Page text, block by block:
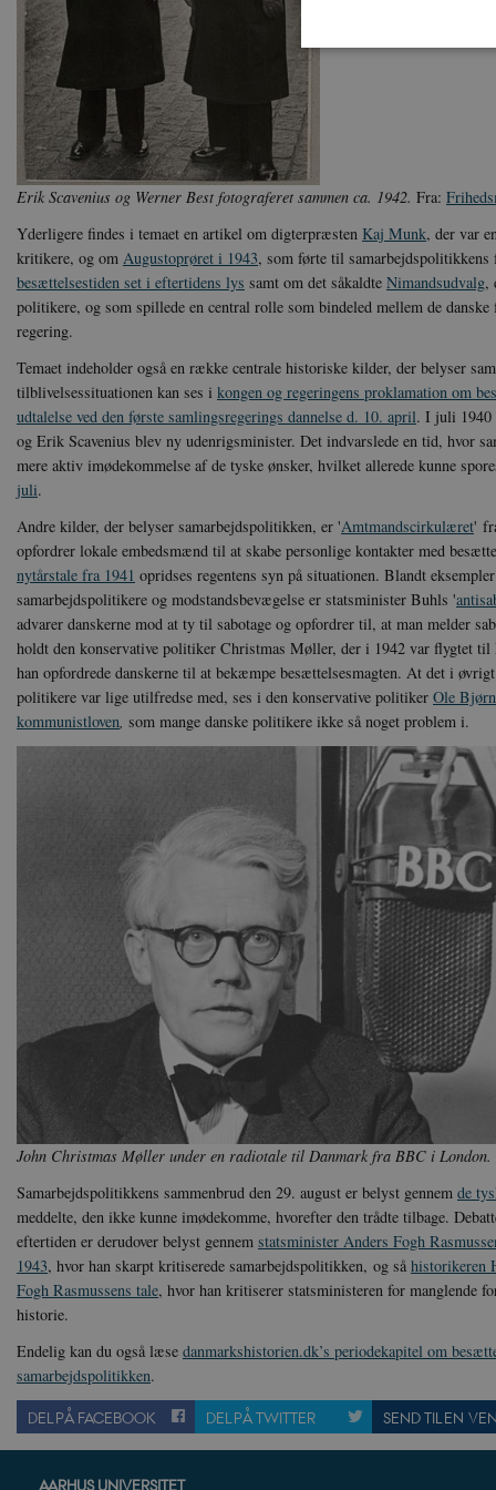
Erik Scavenius og Werner Best fotograferet sammen ca. 1942. Fra:
Yderligere findes i temaet en artikel om digterpræsten Kaj Munk, der var
kritikere, og om Augustoprøret i 1943, som førte til
besættelsestiden set i eftertidens lys samt om det såkaldte Nimandsudvalg,
politikere, og som spillede en central rolle som bindeled mellem de
regering.
Temaet indeholder også en række centrale historiske kilder, der belyser
tilblivelsessituationen kan ses i kongen og regeringens proklamation om
udtalelse ved den første samlingsregerings dannelse d. 10. april. I juli 1940
og Erik Scavenius blev ny udenrigsminister. Det indvarslede en tid, hvor
mere aktiv imødekommelse af de tyske ønsker, hvilket allerede kunne
juli.
Andre kilder, der belyser samarbejdspolitikken, er 'Amtmandscirkulæret'
opfordrer lokale embedsmænd til at skabe personlige kontakter med
nytårstale fra 1941 opridses regentens syn på situationen. Blandt
samarbejdspolitikere og modstandsbevægelse er statsminister Buhls '
advarer danskerne mod at ty til sabotage og opfordrer til, at man melder
holdt den konservative politiker Christmas Møller, der i 1942 var flygtet til
han opfordrede danskerne til at bekæmpe besættelsesmagten. At det i
politikere var lige utilfredse med, ses i den konservative politiker Ole
kommunistloven, som mange danske politikere ikke så noget problem i.
John Christmas Møller under en radiotale til Danmark fra BBC i London.
Samarbejdspolitikkens sammenbrud den 29. august er belyst gennem de
meddelte, den ikke kunne imødekomme, hvorefter den trådte tilbage.
eftertiden er derudover belyst gennem statsminister Anders Fogh
1943, hvor han skarpt kritiserede samarbejdspolitikken, og så historikeren
Fogh Rasmussens tale, hvor han kritiserer statsministeren for manglende
historie.
Endelig kan du også læse danmarkshistorien.dk’s periodekapitel om
samarbejdspolitikken.
DEL PÅ FACEBOOK DEL PÅ TWITTER SEND TIL EN VEN
AARHUS UNIVERSITET
Nødvendige cookies
sp_t
JSESSIONID
CookieScriptConsent
__cf_bm
Navn
nmstat
CloudFront-
Key-Pair-Id
.h5p.com
_gid
Google
h5pcomsession
CloudFront-
Signature
.h5p.com
vuid
CloudFront-
Region
.h5p.com
CloudFront-
Policy
_ga_7J1SYH77RJ
CloudFront-
8822943-1
Navn
VISITOR_INFO1_LIVE
Navn
cf_clearance
Navn
_cfuvid